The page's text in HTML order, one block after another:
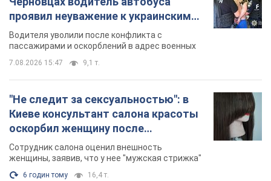
проявил неуважение к украинским
военным и поплатился за это.
Видео
Водителя уволили после конфликта с
пассажирами и оскорблений в адрес военных
7.08.2026 15:47 9,1 т.
"Не следит за сексуальностью": в
Киеве консультант салона красоты
оскорбил женщину после
химиотерапии, разгорелся скандал.
Фото
Сотрудник салона оценил внешность
женщины, заявив, что у нее "мужская стрижка"
6 годин тому 16,4 т.